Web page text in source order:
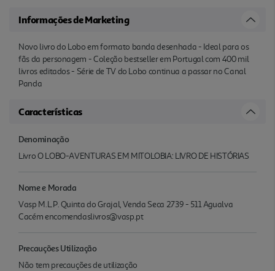
Informações de Marketing
Novo livro do Lobo em formato banda desenhada - Ideal para os
fãs da personagem - Coleção bestseller em Portugal com 400 mil
livros editados - Série de TV do Lobo continua a passar no Canal
Panda
Características
Denominação
Livro O LOBO-AVENTURAS EM MITOLOBIA: LIVRO DE HISTÓRIAS
Nome e Morada
Vasp M.L.P. Quinta do Grajal, Venda Seca 2739 - 511 Agualva
Cacém encomendaslivros@vasp.pt
Precauções Utilização
Não tem precauções de utilização